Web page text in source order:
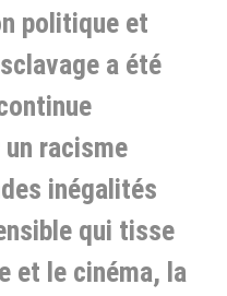
politique et
a été
racisme
inégalités
qui tisse
et le cinéma, la